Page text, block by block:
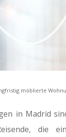
möblierte
in Madrid
die